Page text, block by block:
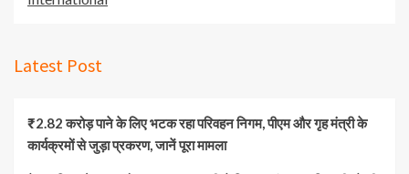
Latest Post
₹2.82 करोड़ पाने के लिए भटक रहा परिवहन निगम, पीएम और गृह मंत्री के
कार्यक्रमों से जुड़ा प्रकरण, जानें पूरा मामला